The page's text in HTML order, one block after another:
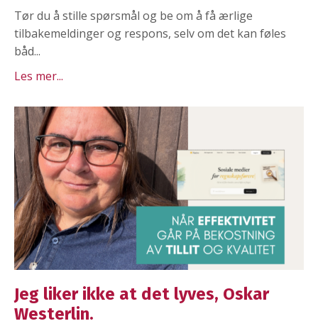
Tør du å stille spørsmål og be om å få ærlige
tilbakemeldinger og respons, selv om det kan føles
båd...
Les mer...
Jeg liker ikke at det lyves, Oskar
Westerlin.